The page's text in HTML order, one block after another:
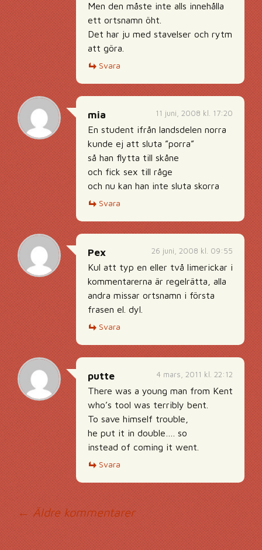
Men den måste inte alls innehålla
ett ortsnamn öht.
Det har ju med stavelser och rytm
att göra.
Svara
11 juni, 2008 kl. 17:20
mia
En student ifrån landsdelen norra
kunde ej att sluta ”porra”
så han flytta till skåne
och fick sex till råge
och nu kan han inte sluta skorra
Svara
26 juni, 2008 kl. 09:55
Pex
Kul att typ en eller två limerickar i
kommentarerna är regelrätta, alla
andra missar ortsnamn i första
frasen el. dyl.
Svara
4 mars, 2011 kl. 22:12
putte
There was a young man from Kent
who’s tool was terribly bent.
To save himself trouble,
he put it in double…. so
instead of coming it went.
Svara
← Äldre kommentarer